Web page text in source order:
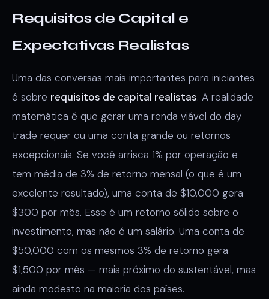
Requisitos de Capital e
Expectativas Realistas
Uma das conversas mais importantes para iniciantes
é sobre requisitos de capital realistas. A realidade
matemática é que gerar uma renda viável do day
trade requer ou uma conta grande ou retornos
excepcionais. Se você arrisca 1% por operação e
tem média de 3% de retorno mensal (o que é um
excelente resultado), uma conta de $10,000 gera
$300 por mês. Esse é um retorno sólido sobre o
investimento, mas não é um salário. Uma conta de
$50,000 com os mesmos 3% de retorno gera
$1,500 por mês — mais próximo do sustentável, mas
ainda modesto na maioria dos países.